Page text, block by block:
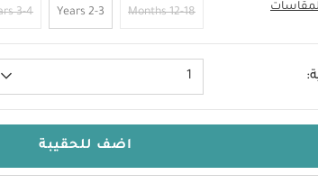
12-18 Months
2-3 Years
3-4 Years
1
اضف للحقيبة